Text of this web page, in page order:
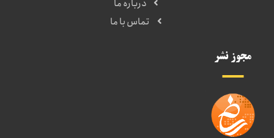
درباره ما
تماس با ما
مجوز نشر